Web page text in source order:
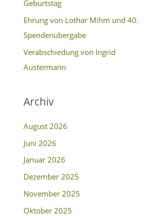
Geburtstag
Ehrung von Lothar Mihm und 40.
Spendenübergabe
Verabschiedung von Ingrid
Austermann
Archiv
August 2026
Juni 2026
Januar 2026
Dezember 2025
November 2025
Oktober 2025